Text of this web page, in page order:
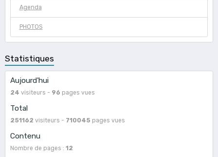
Agenda
PHOTOS
Statistiques
Aujourd'hui
24 visiteurs - 96 pages vues
Total
251162 visiteurs - 710045 pages vues
Contenu
Nombre de pages : 12